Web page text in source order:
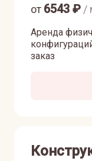
Аренда
заказ
от 6543 ₽ /